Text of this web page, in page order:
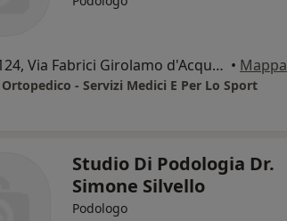
via 35124, Via Fabrici Girolamo d'Acquapendente, 78, Padova • Mappa
- Servizi Medici E Per Lo Sport
Studio Di Podologia Dr.
Simone Silvello
Podologo